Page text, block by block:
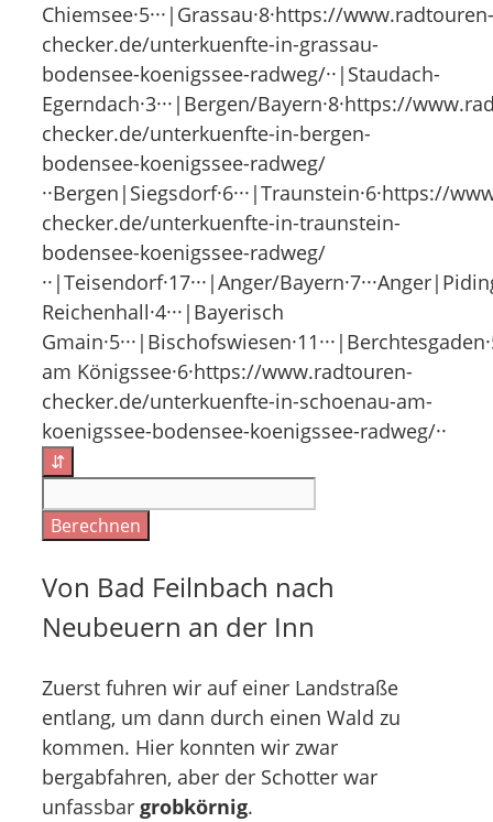
Chiemsee·5···|Grassau·8·https://www.radtouren-
checker.de/unterkuenfte-in-grassau-
bodensee-koenigssee-radweg/··|Staudach-
Egerndach·3···|Bergen/Bayern·8·https://
checker.de/unterkuenfte-in-bergen-
bodensee-koenigssee-radweg/
··Bergen|Siegsdorf·6···|Traunstein·6·https://
checker.de/unterkuenfte-in-traunstein-
bodensee-koenigssee-radweg/
··|Teisendorf·17···|Anger/
Reichenhall·4···|Bayerisch
am Königssee·6·https://www.radtouren-
checker.de/unterkuenfte-in-schoenau-am-
koenigssee-bodensee-koenigssee-radweg/··
⇵
Berechnen
Von Bad Feilnbach nach
Neubeuern an der Inn
Zuerst fuhren wir auf einer Landstraße
entlang, um dann durch einen Wald zu
kommen. Hier konnten wir zwar
bergabfahren, aber der Schotter war
unfassbar grobkörnig.